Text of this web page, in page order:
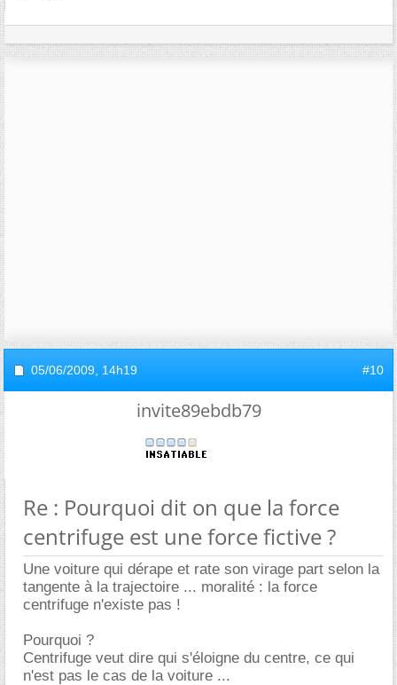
05/06/2009, 14h19 #10
invite89ebdb79
Re : Pourquoi dit on que la force
centrifuge est une force fictive ?
Une voiture qui dérape et rate son virage part selon la
tangente à la trajectoire ... moralité : la force
centrifuge n'existe pas !
Pourquoi ?
Centrifuge veut dire qui s'éloigne du centre, ce qui
n'est pas le cas de la voiture ...